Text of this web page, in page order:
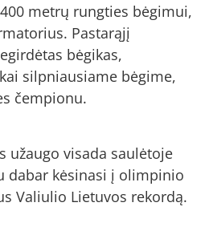
metrų rungties bėgimui,
Pastarąjį
bėgikas,
silpniausiame bėgime,
čempionu.
užaugo visada saulėtoje
dabar kėsinasi į olimpinio
Valiulio Lietuvos rekordą.